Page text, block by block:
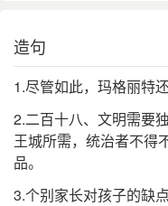
近
反 无计可施
分字解释
xiǎng
想 方 设 法
造句
1.尽管如此，玛格丽特
2.二百十八、文明需要
王城所需，统治者不得
品。
3.个别家长对孩子的缺